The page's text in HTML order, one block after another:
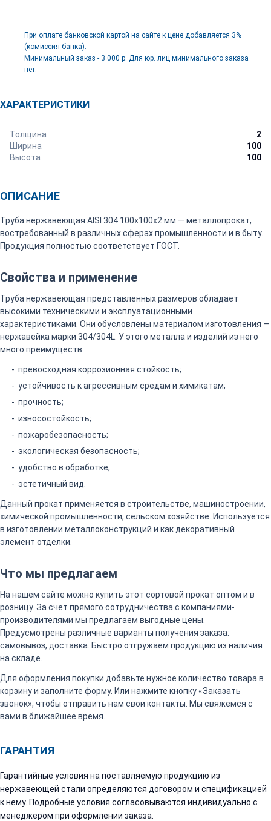
При оплате банковской картой на сайте к цене добавляется 3%
(комиссия банка).
Минимальный заказ - 3 000 р. Для юр. лиц минимального заказа
нет.
ХАРАКТЕРИСТИКИ
Толщина
2
Ширина
100
Высота
100
ОПИСАНИЕ
Труба нержавеющая AISI 304 100х100х2 мм — металлопрокат,
востребованный в различных сферах промышленности и в быту.
Продукция полностью соответствует ГОСТ.
Свойства и применение
Труба нержавеющая представленных размеров обладает
высокими техническими и эксплуатационными
характеристиками. Они обусловлены материалом изготовления —
нержавейка марки 304/304L. У этого металла и изделий из него
много преимуществ:
превосходная коррозионная стойкость;
устойчивость к агрессивным средам и химикатам;
прочность;
износостойкость;
пожаробезопасность;
экологическая безопасность;
удобство в обработке;
эстетичный вид.
Данный прокат применяется в строительстве, машиностроении,
химической промышленности, сельском хозяйстве. Используется
в изготовлении металлоконструкций и как декоративный
элемент отделки.
Что мы предлагаем
На нашем сайте можно купить этот сортовой прокат оптом и в
розницу. За счет прямого сотрудничества с компаниями-
производителями мы предлагаем выгодные цены.
Предусмотрены различные варианты получения заказа:
самовывоз, доставка. Быстро отгружаем продукцию из наличия
на складе.
Для оформления покупки добавьте нужное количество товара в
корзину и заполните форму. Или нажмите кнопку «Заказать
звонок», чтобы отправить нам свои контакты. Мы свяжемся с
вами в ближайшее время.
ГАРАНТИЯ
Гарантийные условия на поставляемую продукцию из
нержавеющей стали определяются договором и спецификацией
к нему. Подробные условия согласовываются индивидуально с
менеджером при оформлении заказа.